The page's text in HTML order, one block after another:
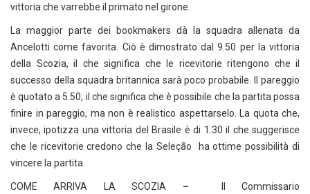
vittoria che varrebbe il primato nel girone.
La maggior parte dei bookmakers dà la squadra allenata da
Ancelotti come favorita. Ciò è dimostrato dal 9.50 per la vittoria
della Scozia, il che significa che le ricevitorie ritengono che il
successo della squadra britannica sarà poco probabile. Il pareggio
è quotato a 5.50, il che significa che è possibile che la partita possa
finire in pareggio, ma non è realistico aspettarselo. La quota che,
invece, ipotizza una vittoria del Brasile è di 1.30 il che suggerisce
che le ricevitorie credono che la Seleção ha ottime possibilità di
vincere la partita.
COME ARRIVA LA SCOZIA –
Il Commissario